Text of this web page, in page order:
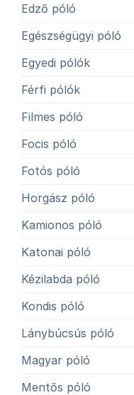
Edző póló
Egészségügyi póló
Egyedi pólók
Férfi pólók
Filmes póló
Focis póló
Fotós póló
Horgász póló
Kamionos póló
Katonai póló
Kézilabda póló
Kondis póló
Lánybúcsús póló
Magyar póló
Mentős póló